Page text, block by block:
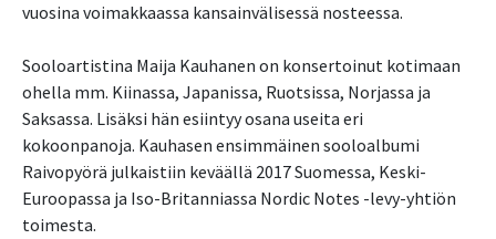
vuosina voimakkaassa kansainvälisessä nosteessa.
Sooloartistina Maija Kauhanen on konsertoinut kotimaan
ohella mm. Kiinassa, Japanissa, Ruotsissa, Norjassa ja
Saksassa. Lisäksi hän esiintyy osana useita eri
kokoonpanoja. Kauhasen ensimmäinen sooloalbumi
Raivopyörä julkaistiin keväällä 2017 Suomessa, Keski-
Euroopassa ja Iso-Britanniassa Nordic Notes -levy-yhtiön
toimesta.